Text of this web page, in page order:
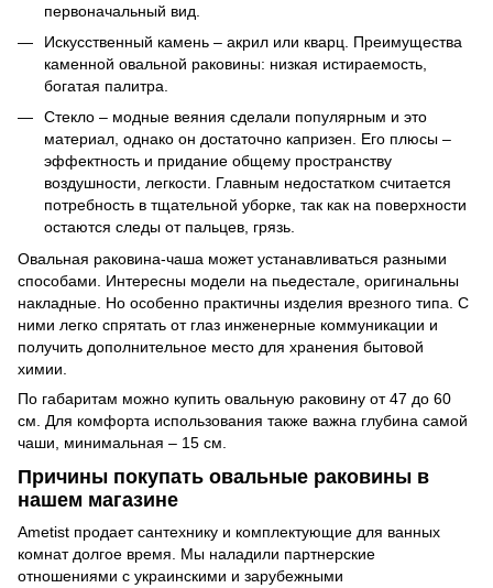
первоначальный вид.
Искусственный камень – акрил или кварц. Преимущества
каменной овальной раковины: низкая истираемость,
богатая палитра.
Стекло – модные веяния сделали популярным и это
материал, однако он достаточно капризен. Его плюсы –
эффектность и придание общему пространству
воздушности, легкости. Главным недостатком считается
потребность в тщательной уборке, так как на поверхности
остаются следы от пальцев, грязь.
Овальная раковина-чаша может устанавливаться разными
способами. Интересны модели на пьедестале, оригинальны
накладные. Но особенно практичны изделия врезного типа. С
ними легко спрятать от глаз инженерные коммуникации и
получить дополнительное место для хранения бытовой
химии.
По габаритам можно купить овальную раковину от 47 до 60
см. Для комфорта использования также важна глубина самой
чаши, минимальная – 15 см.
Причины покупать овальные раковины в
нашем магазине
Ametist продает сантехнику и комплектующие для ванных
комнат долгое время. Мы наладили партнерские
отношениями с украинскими и зарубежными